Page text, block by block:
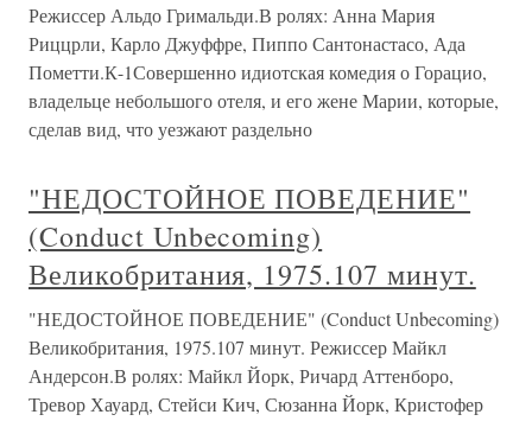
Режиссер Альдо Гримальди.В ролях: Анна Мария
Риццрли, Карло Джуффре, Пиппо Сантонастасо, Ада
Пометти.К-1Совершенно идиотская комедия о Горацио,
владельце небольшого отеля, и его жене Марии, которые,
сделав вид, что уезжают раздельно
"НЕДОСТОЙНОЕ ПОВЕДЕНИЕ"
(Conduct Unbecoming)
Великобритания, 1975.107 минут.
"НЕДОСТОЙНОЕ ПОВЕДЕНИЕ" (Conduct Unbecoming)
Великобритания, 1975.107 минут. Режиссер Майкл
Андерсон.В ролях: Майкл Йорк, Ричард Аттенборо,
Тревор Хауард, Стейси Кич, Сюзанна Йорк, Кристофер